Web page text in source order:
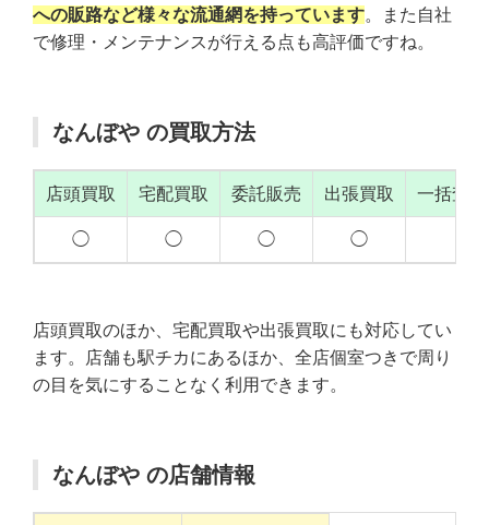
への販路など様々な流通網を持っています。また自社
で修理・メンテナンスが行える点も高評価ですね。
なんぼや の買取方法
店頭買取 宅配買取 委託販売 出張買取 一括査定
◯ ◯ ◯ ◯
店頭買取のほか、宅配買取や出張買取にも対応してい
ます。店舗も駅チカにあるほか、全店個室つきで周り
の目を気にすることなく利用できます。
なんぼや の店舗情報